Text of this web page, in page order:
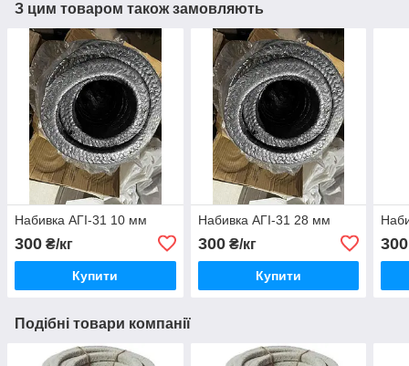
З цим товаром також замовляють
Набивка АГІ-31 10 мм
300 ₴/кг
Купити
Набивка АГІ-31 28 мм
300₴/кг
Купити
300
Подібні товари компанії